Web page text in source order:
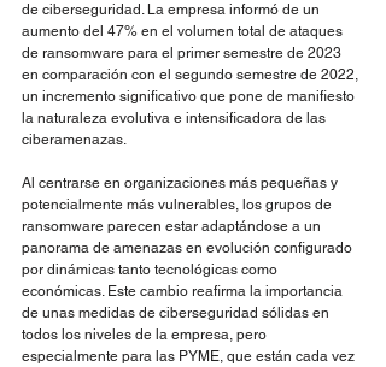
de ciberseguridad. La empresa informó de un
aumento del 47% en el volumen total de ataques
de ransomware para el primer semestre de 2023
en comparación con el segundo semestre de 2022,
un incremento significativo que pone de manifiesto
la naturaleza evolutiva e intensificadora de las
ciberamenazas.
Al centrarse en organizaciones más pequeñas y
potencialmente más vulnerables, los grupos de
ransomware parecen estar adaptándose a un
panorama de amenazas en evolución configurado
por dinámicas tanto tecnológicas como
económicas. Este cambio reafirma la importancia
de unas medidas de ciberseguridad sólidas en
todos los niveles de la empresa, pero
especialmente para las PYME, que están cada vez